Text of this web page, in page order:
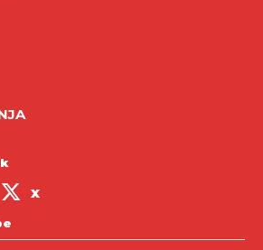
X